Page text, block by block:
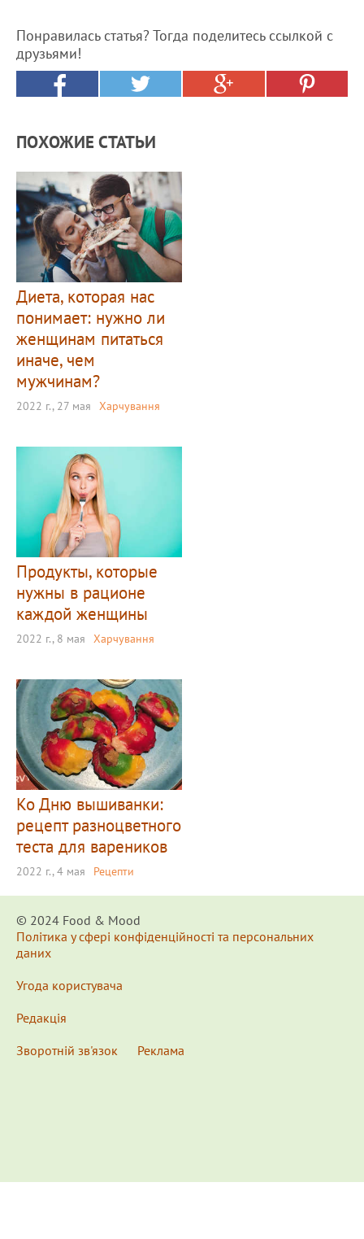
Понравилась статья? Тогда поделитесь ссылкой с
друзьями!
ПОХОЖИЕ СТАТЬИ
Диета, которая нас
понимает: нужно ли
женщинам питаться
иначе, чем
мужчинам?
2022 г., 27 мая Харчування
Продукты, которые
нужны в рационе
каждой женщины
2022 г., 8 мая Харчування
Ко Дню вышиванки:
рецепт разноцветного
теста для вареников
2022 г., 4 мая Рецепти
© 2024 Food & Мood
Політика у сфері конфіденційності та персональних
даних
Угода користувача
Редакція
Зворотній зв'язок
Реклама